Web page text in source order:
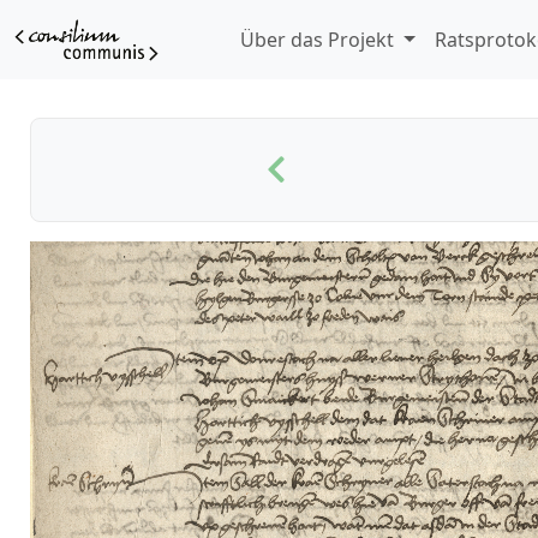
Über das Projekt